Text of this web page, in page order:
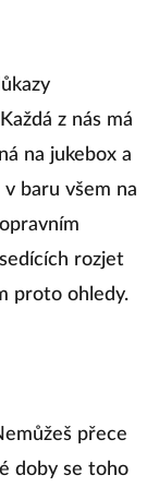
z nás má
na jukebox a
baru všem na
rozjet
proto ohledy.
přece
doby se toho